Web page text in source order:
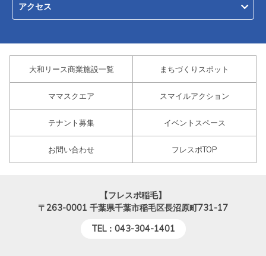
アクセス
大和リース商業施設一覧 まちづくりスポット
ママスクエア スマイルアクション
テナント募集 イベントスペース
お問い合わせ フレスポTOP
【フレスポ稲毛】
〒263-0001 千葉県千葉市稲毛区長沼原町731-17
TEL：043-304-1401